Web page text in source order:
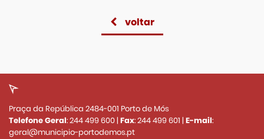
voltar
Praça da República 2484-001 Porto de Mós
Telefone Geral:244 499 600| Fax:244 499 601 | E-mail:
geral@municipio-portodemos.pt